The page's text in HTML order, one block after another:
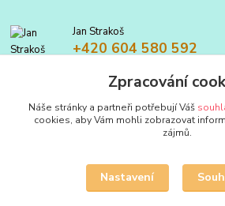
Jan Strakoš
+420 604 580 592
filatelie.mix@seznam.cz
Upravit sběr cookies.
Zpracování
Náše stránky a partneři potřebují Váš
cookies, aby Vám mohli zobrazovat
zájmů.
Nastavení